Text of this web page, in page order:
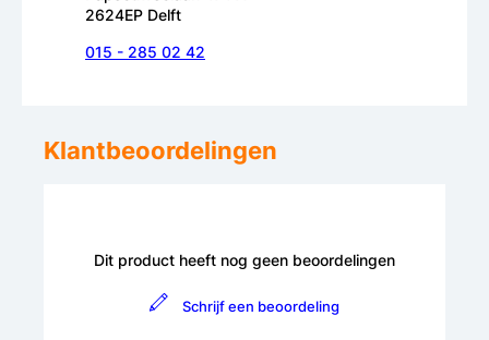
2624EP Delft
015 - 285 02 42
Klantbeoordelingen
Dit product heeft nog geen beoordelingen
Schrijf een beoordeling